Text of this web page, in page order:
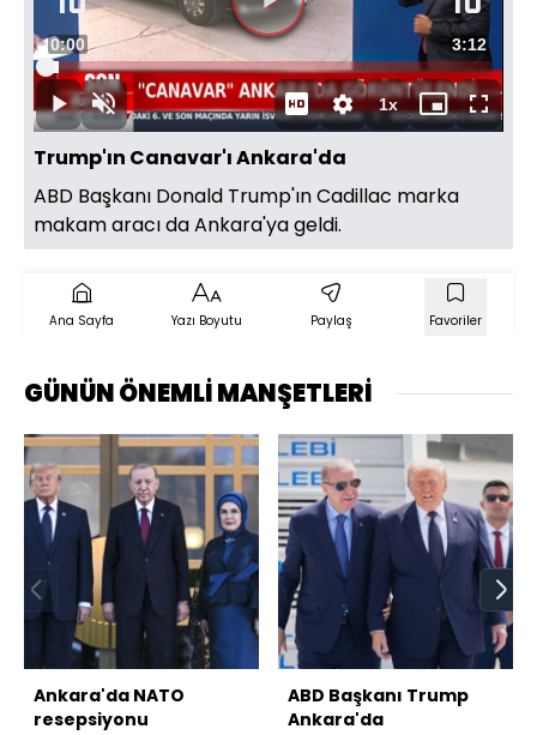
Videoyu
Oynat
OynatSesi
Aç
Süre
0:00 Toplam
Süre
3:12
Yüklendi:
3.09%
1xOynatma
Hızı
Mini
oynatıcı
Tam
Ekran
Trump'ın Canavar'ı Ankara'da
ABD Başkanı Donald Trump'ın Cadillac marka
makam aracı da Ankara'ya geldi.
Ana Sayfa Yazı Boyutu Paylaş Favoriler
GÜNÜN ÖNEMLİ MANŞETLERİ
Ankara'da NATO
resepsiyonu
ABD Başkanı Trump
Ankara'da